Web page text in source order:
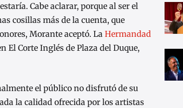
Cabe aclarar, porque al ser el
cosillas más de la cuenta, que
Morante aceptó. La Hermandad
El Corte Inglés de Plaza del Duque,
el público no disfrutó de su
la calidad ofrecida por los artistas